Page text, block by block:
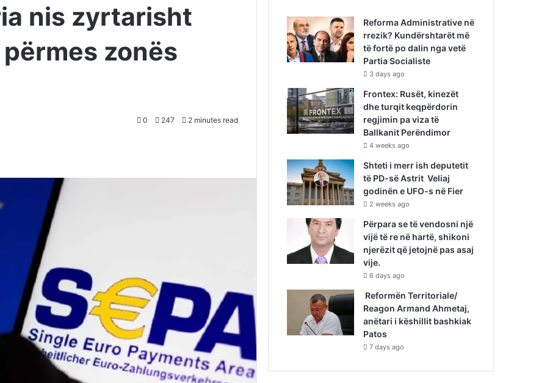
nis zyrtarisht
zonës
0 247 2 minutes read
Reforma Administrative në
rrezik? Kundërshtarët më
të fortë po dalin nga vetë
Partia Socialiste
3 days ago
Frontex: Rusët, kinezët
dhe turqit keqpërdorin
regjimin pa viza të
Ballkanit Perëndimor
4 weeks ago
Shteti i merr ish deputetit
të PD-së Astrit Veliaj
godinën e UFO-s në Fier
2 weeks ago
Përpara se të vendosni një
vijë të re në hartë, shikoni
njerëzit që jetojnë pas asaj
vije.
6 days ago
Reformën Territoriale/
Reagon Armand Ahmetaj,
anëtari i këshillit bashkiak
Patos
7 days ago